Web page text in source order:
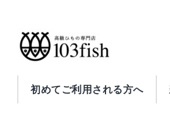
初めてご利用される方へ